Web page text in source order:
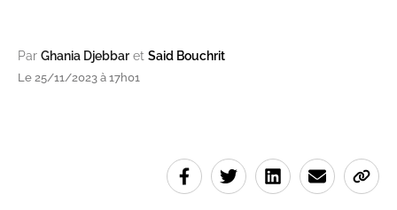
Par Ghania Djebbar et Said Bouchrit
Le 25/11/2023 à 17h01